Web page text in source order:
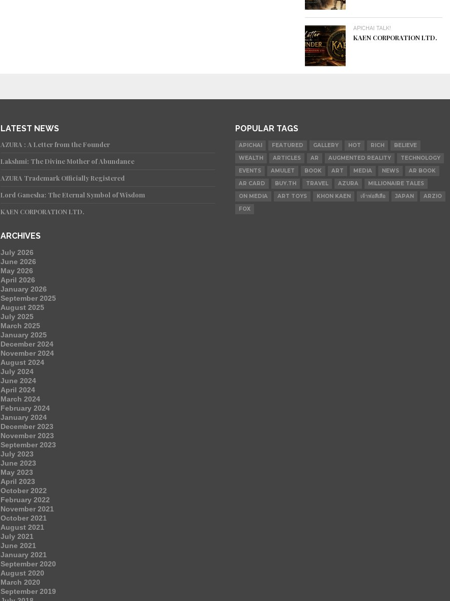
APICHAI TALK!
KAEN CORPORATION LTD.
LATEST NEWS
AZURA : A Letter from the Founder
Lakshmi: The Divine Mother of Abundance
AZURA Trademark Officially Registered
Lord Ganesha: The Eternal Symbol of Wisdom
KAEN CORPORATION LTD.
POPULAR TAGS
APICHAI FEATURED GALLERY HOT RICH
BELIEVE
WEALTH
ARTICLES AR AUGMENTED REALITY
TECHNOLOGY
EVENTS
AMULET BOOK ART MEDIA NEWS
AR BOOK
AR CARD
BUY.TH TRAVEL AZURA
MILLIONAIRE TALES
ON MEDIA
ART TOYS KHON KAEN เจ้าพ่อสีเสือ JAPAN
ARZIO
FOX
ARCHIVES
July 2026
June 2026
May 2026
April 2026
January 2026
September 2025
August 2025
July 2025
March 2025
January 2025
December 2024
November 2024
August 2024
July 2024
June 2024
April 2024
March 2024
February 2024
January 2024
December 2023
November 2023
September 2023
July 2023
June 2023
May 2023
April 2023
October 2022
February 2022
November 2021
October 2021
August 2021
July 2021
June 2021
January 2021
September 2020
August 2020
March 2020
September 2019